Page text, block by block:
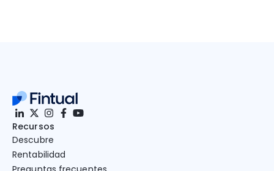
Recursos
Descubre
Rentabilidad